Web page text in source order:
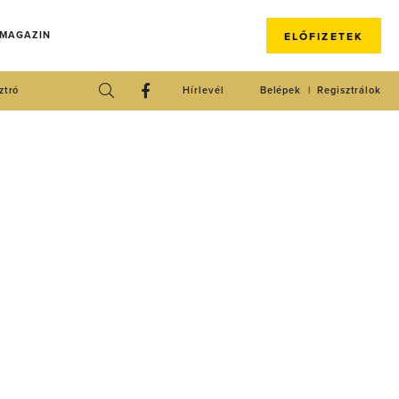
ELŐFIZETEK
Regisztrálok
Belépek
Hírlevél